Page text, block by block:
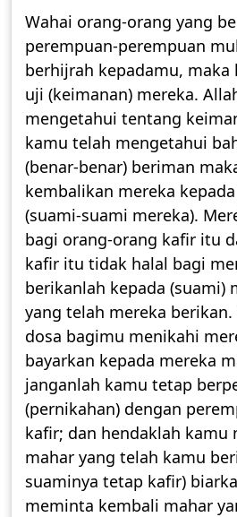
Wahai orang-orang yang
perempuan-perempuan
berhijrah kepadamu, maka
uji (keimanan) mereka.
mengetahui tentang
kamu telah mengetahui
(benar-benar) beriman
kembalikan mereka
(suami-suami mereka).
bagi orang-orang kafir itu
kafir itu tidak halal bagi
berikanlah kepada (suami)
yang telah mereka
dosa bagimu menikahi
bayarkan kepada mereka
janganlah kamu tetap
(pernikahan) dengan
kafir; dan hendaklah kamu
mahar yang telah kamu
suaminya tetap kafir)
meminta kembali mahar